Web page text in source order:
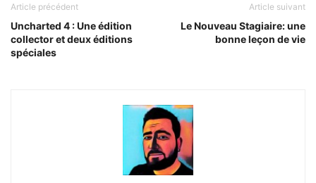
Article précédent
Uncharted 4 : Une édition
collector et deux éditions
spéciales
Article suivant
Le Nouveau Stagiaire: une
bonne leçon de vie